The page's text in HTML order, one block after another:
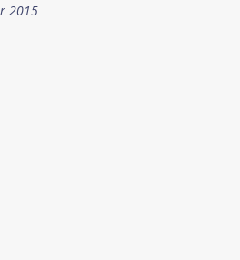
2015